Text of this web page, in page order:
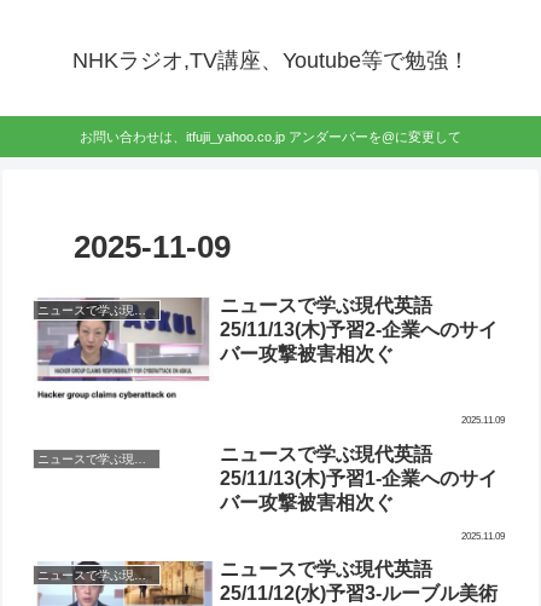
NHKラジオ,TV講座、Youtube等で勉強！
お問い合わせは、itfujii_yahoo.co.jp アンダーバーを@に変更して
2025-11-09
ニュースで学ぶ現代英語-予習
ニュースで学ぶ現代英語
25/11/13(木)予習2-企業へのサイ
バー攻撃被害相次ぐ
2025.11.09
ニュースで学ぶ現代英語
25/11/13(木)予習1-企業へのサイ
バー攻撃被害相次ぐ
2025.11.09
ニュースで学ぶ現代英語
25/11/12(水)予習3-ルーブル美術